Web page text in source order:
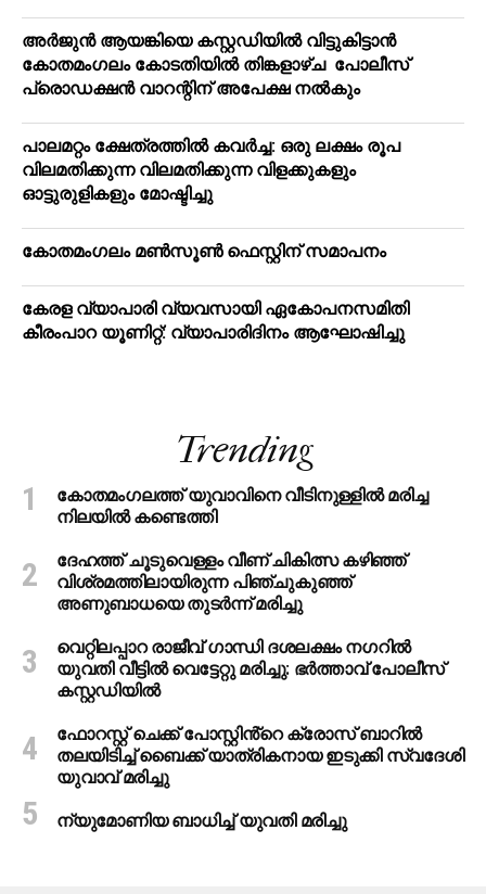
അര്‍ജുന്‍ ആയങ്കിയെ കസ്റ്റഡിയില്‍ വിട്ടുകിട്ടാന്‍
കോതമംഗലം കോടതിയില്‍ തിങ്കളാഴ്ച പോലീസ്
പ്രൊഡക്ഷന്‍ വാറന്റിന് അപേക്ഷ നല്‍കും
പാലമറ്റം ക്ഷേത്രത്തില്‍ കവര്‍ച്ച: ഒരു ലക്ഷം രൂപ
വിലമതിക്കുന്ന വിലമതിക്കുന്ന വിളക്കുകളും
ഓട്ടുരുളികളും മോഷ്ടിച്ചു
കോതമംഗലം മൺസൂൺ ഫെസ്റ്റിന് സമാപനം
കേരള വ്യാപാരി വ്യവസായി ഏകോപനസമിതി
കീരംപാറ യൂണിറ്റ്: വ്യാപാരിദിനം ആഘോഷിച്ചു
Trending
കോതമംഗലത്ത് യുവാവിനെ വീടിനുള്ളിൽ മരിച്ച
നിലയിൽ കണ്ടെത്തി
ദേഹത്ത് ചൂടുവെള്ളം വീണ് ചികിത്സ കഴിഞ്ഞ്
വിശ്രമത്തിലായിരുന്ന പിഞ്ചുകുഞ്ഞ്
അണുബാധയെ തുടര്‍ന്ന് മരിച്ചു
വെറ്റിലപ്പാറ രാജീവ് ഗാന്ധി ദശലക്ഷം നഗറിൽ
യുവതി വീട്ടിൽ വെട്ടേറ്റു മരിച്ചു: ഭർത്താവ് പോലീസ്
കസ്റ്റഡിയിൽ
ഫോറസ്റ്റ് ചെക്ക് പോസ്റ്റിൻ്റെ ക്രോസ് ബാറില്‍
തലയിടിച്ച് ബൈക്ക് യാത്രികനായ ഇടുക്കി സ്വദേശി
യുവാവ് മരിച്ചു
ന്യുമോണിയ ബാധിച്ച് യുവതി മരിച്ചു